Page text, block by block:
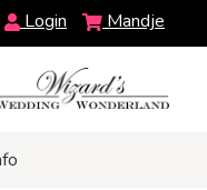
Login Mandje